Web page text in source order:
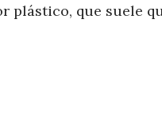
plástico, que suele